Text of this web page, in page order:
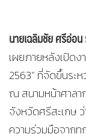
นายเฉลิมชัย ศรีอ่อ
เผยภายหลังเปิดง
2563” ที่จัดขึ้นระ
ณ สนามหน้าศาลา
จังหวัดศรีสะเกษ
ความร่วมมือจาก